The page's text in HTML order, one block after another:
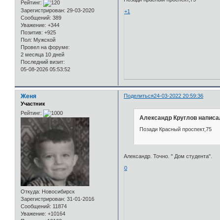
Рейтинг:
Зарегистрирован: 29-03-2020
Сообщений: 389
Уважение: +344
Позитив: +925
Пол: Мужской
Провел на форуме:
2 месяца 10 дней
Последний визит:
05-08-2026 05:53:52
+1
Поделиться24-03-2022 20:59:36
Женя
Участник
Рейтинг:
Откуда: Новосибирск
Зарегистрирован: 31-01-2016
Сообщений: 11874
Уважение: +10164
Александр Круглов
Позади Красный проспект,75
Александр. Точно. " Дом студента".
0